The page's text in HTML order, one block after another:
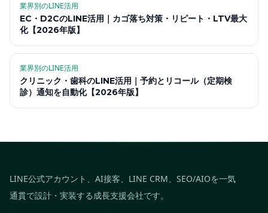
業界別のLINE活用
EC・D2CのLINE活用｜カゴ落ち対策・リピート・LTV最大
化【2026年版】
業界別のLINE活用
クリニック・歯科のLINE活用｜予約とリコール（定期検
診）通知を自動化【2026年版】
LINE公式アカウント、AI接客、LINE CRM、SEO/AIOを一気
通貫で設計・実装する成長支援会社です。